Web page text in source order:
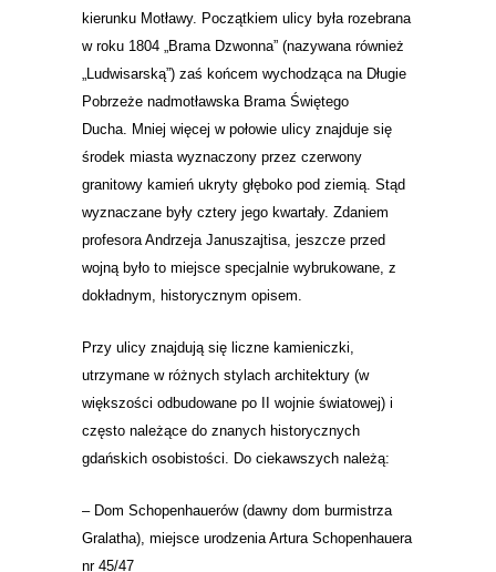
kierunku Motławy. Początkiem ulicy była rozebrana
w roku 1804 „Brama Dzwonna” (nazywana również
„Ludwisarską”) zaś końcem wychodząca na Długie
Pobrzeże nadmotławska Brama Świętego
Ducha. Mniej więcej w połowie ulicy znajduje się
środek miasta wyznaczony przez czerwony
granitowy kamień ukryty głęboko pod ziemią. Stąd
wyznaczane były cztery jego kwartały. Zdaniem
profesora Andrzeja Januszajtisa, jeszcze przed
wojną było to miejsce specjalnie wybrukowane, z
dokładnym, historycznym opisem.
Przy ulicy znajdują się liczne kamieniczki,
utrzymane w różnych stylach architektury (w
większości odbudowane po II wojnie światowej) i
często należące do znanych historycznych
gdańskich osobistości. Do ciekawszych należą:
– Dom Schopenhauerów (dawny dom burmistrza
Gralatha), miejsce urodzenia Artura Schopenhauera
nr 45/47